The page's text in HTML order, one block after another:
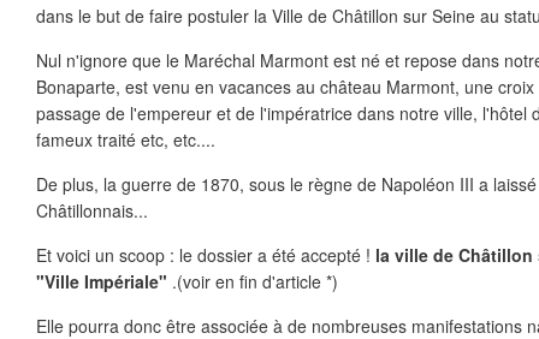
dans le but de faire postuler la Ville de Châtillon sur Seine au
Nul n'ignore que le Maréchal Marmont est né et repose dans
Bonaparte, est venu en vacances au château Marmont, une
passage de l'empereur et de l'impératrice dans notre ville, l'hôtel
fameux traité etc, etc....
De plus, la guerre de 1870, sous le règne de Napoléon III a
Châtillonnais...
Et voici un scoop : le dossier a été accepté ! la ville de Châtillon
"Ville Impériale" .(voir en fin d'article *)
Elle pourra donc être associée à de nombreuses manifestations